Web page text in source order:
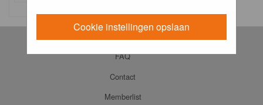
Cookie instellingen opslaan
FAQ
Contact
Memberlist